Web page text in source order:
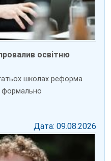
освітню
школах реформа
Дата: 09.08.2026